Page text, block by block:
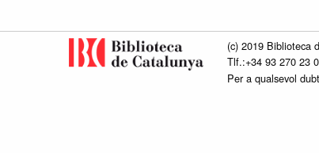
(c) 2019 Biblioteca
Tlf.:+34 93 270 23
Per a qualsevol